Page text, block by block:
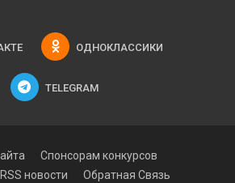
ОДНОКЛАССИКИ
TELEGRAM
Спонсорам конкурсов
RSS новости
Обратная Связь